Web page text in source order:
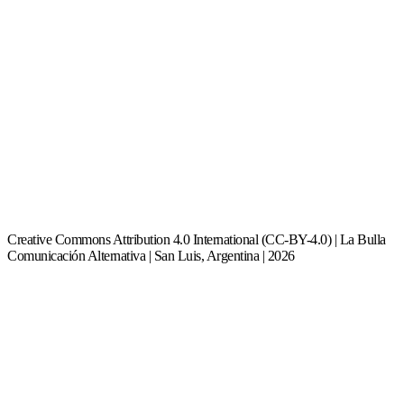
Creative Commons Attribution 4.0 International (CC-BY-4.0) | La Bulla
Comunicación Alternativa | San Luis, Argentina | 2026